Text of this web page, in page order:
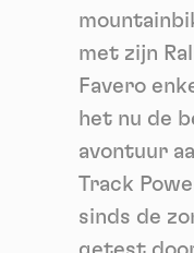
met zijn
Favero
het nu de
avontuur
Track
sinds de